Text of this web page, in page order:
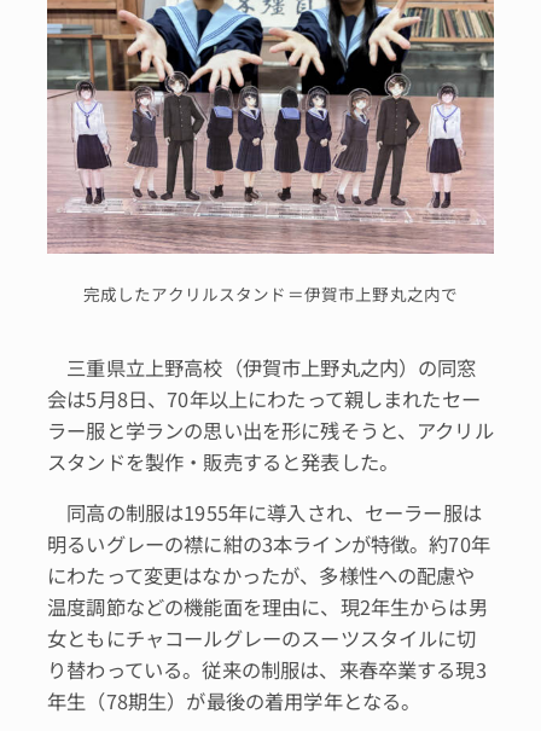
完成したアクリルスタンド＝伊賀市上野丸之内で
三重県立上野高校（伊賀市上野丸之内）の同窓
会は5月8日、70年以上にわたって親しまれたセー
ラー服と学ランの思い出を形に残そうと、アクリル
スタンドを製作・販売すると発表した。
同高の制服は1955年に導入され、セーラー服は
明るいグレーの襟に紺の3本ラインが特徴。約70年
にわたって変更はなかったが、多様性への配慮や
温度調節などの機能面を理由に、現2年生からは男
女ともにチャコールグレーのスーツスタイルに切
り替わっている。従来の制服は、来春卒業する現3
年生（78期生）が最後の着用学年となる。